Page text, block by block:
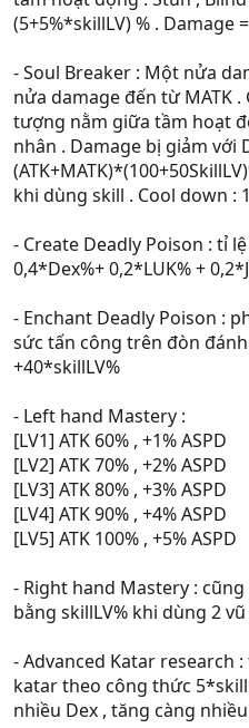
(5+5%*skillLV) % . Damage
- Soul Breaker : Một nửa
nửa damage đến từ MATK
tượng nằm giữa tầm hoạt
nhân . Damage bị giảm với
khi dùng skill . Cool down :
- Create Deadly Poison : tỉ
0,4*Dex%+ 0,2*LUK% +
- Enchant Deadly Poison :
sức tấn công trên đòn
+40*skillLV%
- Left hand Mastery :
[LV1] ATK 60% , +1% ASPD
[LV2] ATK 70% , +2% ASPD
[LV3] ATK 80% , +3% ASPD
[LV4] ATK 90% , +4% ASPD
[LV5] ATK 100% , +5% ASPD
- Right hand Mastery :
bằng skillLV% khi dùng 2
- Advanced Katar research
katar theo công thức
nhiều Dex , tăng càng